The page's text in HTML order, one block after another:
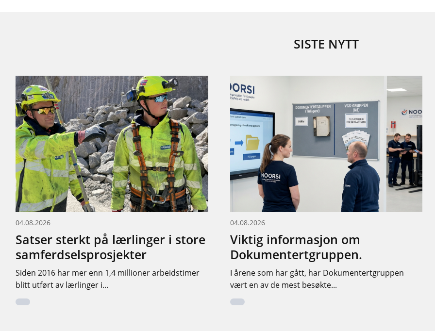
SISTE NYTT
04.08.2026
Satser sterkt på lærlinger i store
samferdselsprosjekter
Siden 2016 har mer enn 1,4 millioner arbeidstimer
blitt utført av lærlinger i...
04.08.2026
Viktig informasjon om
Dokumentertgruppen.
I årene som har gått, har Dokumentertgruppen
vært en av de mest besøkte...